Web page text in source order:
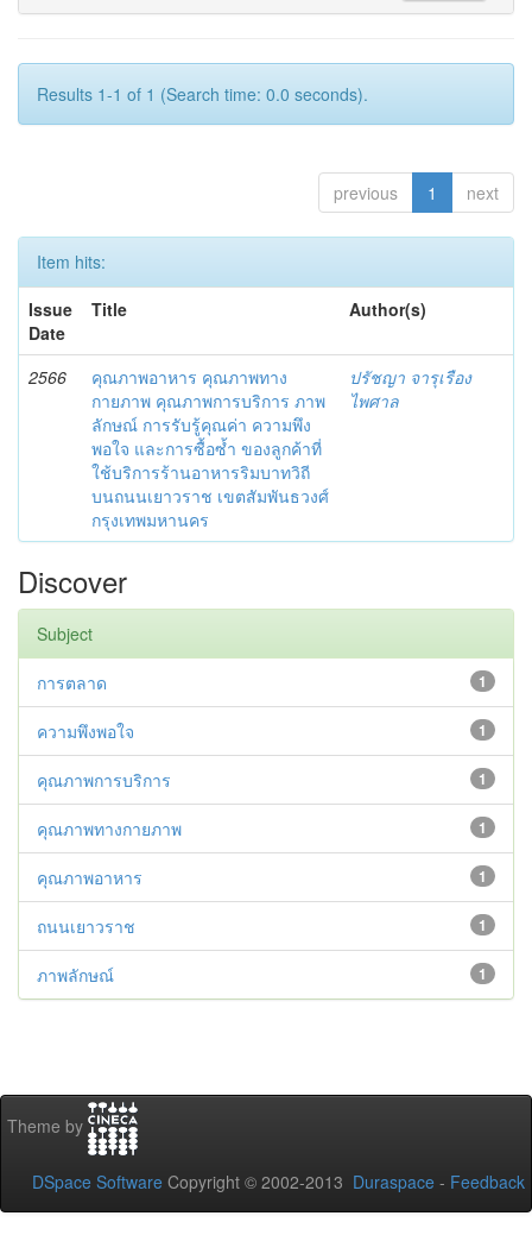
Results 1-1 of 1 (Search time: 0.0 seconds).
previous 1 next
Item hits:
Issue
Date
Title Author(s)
2566
คุณภาพอาหาร คุณภาพทาง
กายภาพ คุณภาพการบริการ ภาพ
ลักษณ์ การรับรู้คุณค่า ความพึง
พอใจ และการซื้อซ้ำ ของลูกค้าที่
ใช้บริการร้านอาหารริมบาทวิถี
บนถนนเยาวราช เขตสัมพันธวงศ์
กรุงเทพมหานคร
ปรัชญา จารุเรือง
ไพศาล
Discover
Subject
1
การตลาด
1
ความพึงพอใจ
1
คุณภาพการบริการ
1
คุณภาพทางกายภาพ
1
คุณภาพอาหาร
1
ถนนเยาวราช
1
ภาพลักษณ์
Theme by
DSpace Software Copyright © 2002-2013 Duraspace - Feedback